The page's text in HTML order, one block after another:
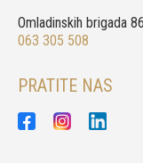
Omladinskih brigada
063 305 508
PRATITE NAS